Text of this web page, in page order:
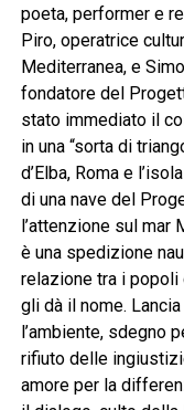
poeta, performer e
Piro, operatrice
Mediterranea, e
fondatore del
stato immediato il
in una “sorta di
d’Elba, Roma e
di una nave del
l’attenzione sul
è una spedizione
relazione tra i popoli
gli dà il nome.
l’ambiente, sdegno
rifiuto delle
amore per la